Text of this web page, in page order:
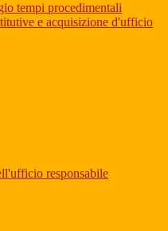
tempi procedimentali
e acquisizione d'ufficio
responsabile